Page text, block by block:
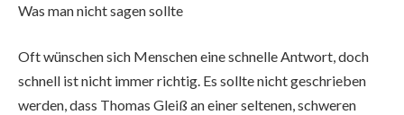
Was man nicht sagen sollte
Oft wünschen sich Menschen eine schnelle Antwort, doch
schnell ist nicht immer richtig. Es sollte nicht geschrieben
werden, dass Thomas Gleiß an einer seltenen, schweren